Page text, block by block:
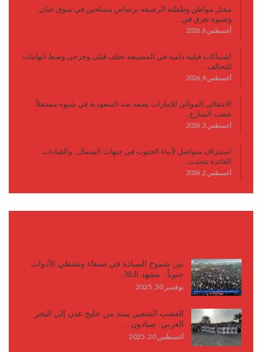
مقتل مواطن وطفلته الرضيعة برصاص مسلحين في سوق حبان..
وشبوة تغرق في…
أغسطس 6, 2026
اشتباكات قبلية دامية في المصينعة تخلف قتلى وجرحى وسط اتهامات
للتحالف…
أغسطس 4, 2026
الانتقالي الموالي للإمارات يصعد ضد السعودية في شبوة مستغلاً
غضب الشارع…
أغسطس 3, 2026
استنزاف متواصل لأبناء الجنوب في جبهات الشمال.. والقيادات
العائدة تتحدث…
أغسطس 2, 2026
بين شموخ السيادة في صنعاء وتشظي الأدوات
جنوباً.. مشهد الـ30…
نوفمبر 30, 2025
الغضب الشعبي يمتد من خليج عدن إلى البحر
العربي: صيادون…
أغسطس 20, 2025